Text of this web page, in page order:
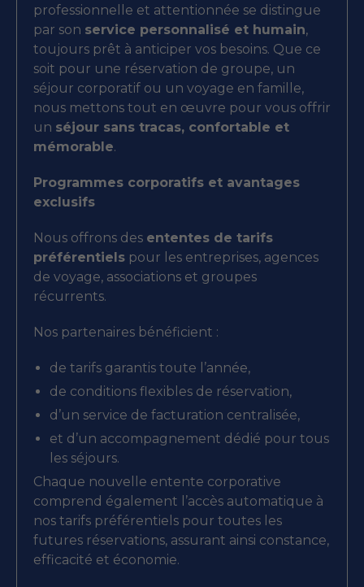
professionnelle et attentionnée se distingue
par son service personnalisé et humain,
toujours prêt à anticiper vos besoins. Que ce
soit pour une réservation de groupe, un
séjour corporatif ou un voyage en famille,
nous mettons tout en œuvre pour vous offrir
un séjour sans tracas, confortable et
mémorable.
Programmes corporatifs et avantages
exclusifs
Nous offrons des ententes de tarifs
préférentiels pour les entreprises, agences
de voyage, associations et groupes
récurrents.
Nos partenaires bénéficient :
de tarifs garantis toute l’année,
de conditions flexibles de réservation,
d’un service de facturation centralisée,
et d’un accompagnement dédié pour tous
les séjours.
Chaque nouvelle entente corporative
comprend également l’accès automatique à
nos tarifs préférentiels pour toutes les
futures réservations, assurant ainsi constance,
efficacité et économie.